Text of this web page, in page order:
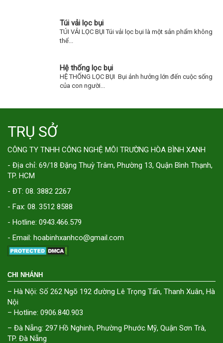
Túi vải lọc bụi
TÚI VẢI LỌC BỤI Túi vải lọc bụi là một sản phẩm không
thể...
Hệ thống lọc bụi
HỆ THỐNG LỌC BỤI Bụi ảnh hưởng lớn đến cuộc sống
của con người...
TRỤ SỞ
CÔNG TY TNHH CÔNG NGHỆ MÔI TRƯỜNG HÒA BÌNH XANH
- Địa chỉ: 69/18 Đặng Thuỳ Trâm, Phường 13, Quận Bình Thạnh,
TP. HCM
- ĐT: 08. 3882 2267
- Fax: 08. 3512 8588
- Hotline: 0943.466.579
- Email: hoabinhxanhco@gmail.com
CHI NHÁNH
– Hà Nội: Số 262 Ngõ 192 đường Lê Trọng Tấn, Thanh Xuân, Hà
Nội
– Hotline: 0906.840.903
– Đà Nẵng: 297 Hồ Nghinh, Phường Phước Mỹ, Quận Sơn Trà,
TP. Đà Nẵng